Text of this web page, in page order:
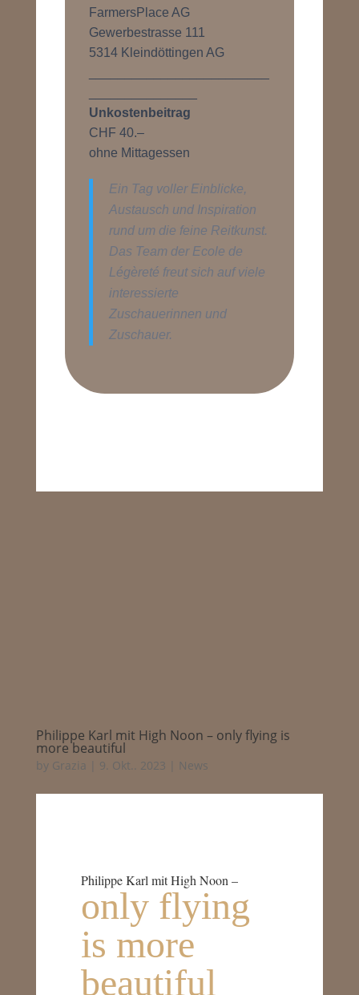
FarmersPlace AG
Gewerbestrasse 111
5314 Kleindöttingen AG
Unkostenbeitrag
CHF 40.–
ohne Mittagessen
Ein Tag voller Einblicke,
Austausch und Inspiration
rund um die feine Reitkunst.
Das Team der Ecole de
Légèreté freut sich auf viele
interessierte
Zuschauerinnen und
Zuschauer.
Philippe Karl mit High Noon – only flying is
more beautiful
by Grazia 9. Okt.. 2023 News
Philippe Karl mit High Noon –
only flying
is more
beautiful